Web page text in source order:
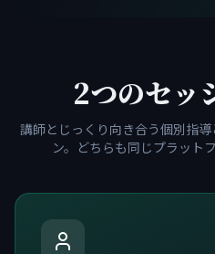
2つのセッ
講師とじっくり向き合う個別指
ン。どちらも同じプラット